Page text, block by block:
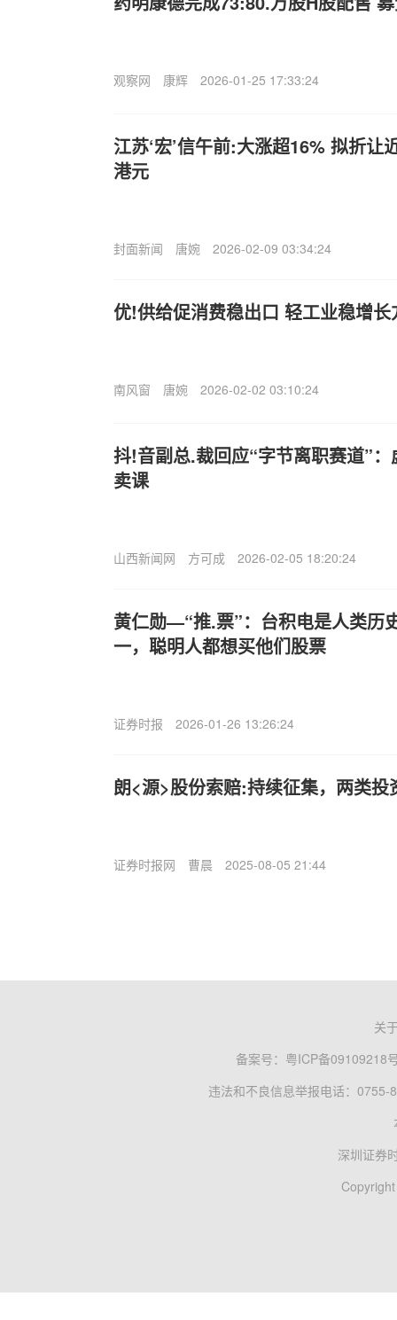
观察网 康辉 2026-01-25 17:33:24
江苏‘宏’信午前:大涨超16% 拟折让
港元
封面新闻 唐婉 2026-02-09 03:34:24
优!供给促消费稳出口 轻工业稳增长
南风窗 唐婉 2026-02-02 03:10:24
抖!音副总.裁回应“字节离职赛道”
卖课
山西新闻网 方可成 2026-02-05 18:20:24
黄仁勋—“推.票”：台积电是人类历
一，聪明人都想买他们股票
证券时报 2026-01-26 13:26:24
朗<源>股份索赔:持续征集，两类投
证券时报网 曹晨 2025-08-05 21:44
关
备案号： 粤ICP备09109218
违法和不良信息举报电话：0755-
深圳证券